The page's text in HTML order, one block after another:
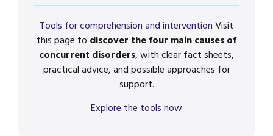
Tools for comprehension and intervention Visit
this page to discover the four main causes of
concurrent disorders, with clear fact sheets,
practical advice, and possible approaches for
support.
Explore the tools now